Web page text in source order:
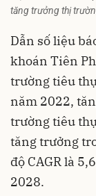
tăng trưởng thị
Dẫn số liệu
khoán Tiên
trường tiêu
năm 2022,
trường tiêu
tăng trưởng
độ CAGR là
2028.